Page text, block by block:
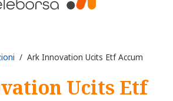
/ Ark Innovation Ucits Etf Accum
Ucits Etf